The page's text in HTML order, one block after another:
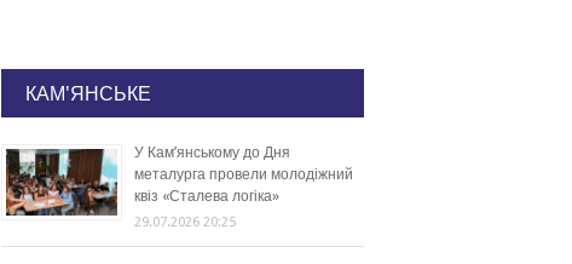
КАМ'ЯНСЬКЕ
У Кам’янському до Дня
металурга провели молодіжний
квіз «Сталева логіка»
29.07.2026 20:25